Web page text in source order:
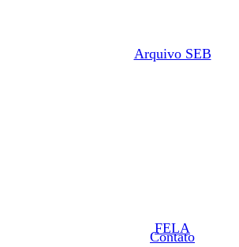
Arquivo SEB
FELA
Contato